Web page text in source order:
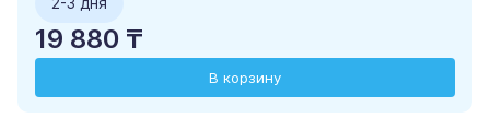
19 880 ₸
В корзину